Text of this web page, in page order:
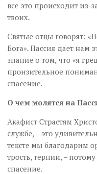
все это происходит из-
твоих.
Святые отцы говорят:
Бога». Пассия дает нам
знание о том, что «я
пронзительное
спасение.
О чем молятся на
Акафист Страстям
службе, – это
тексте мы благодарим
трость, тернии, –
спасение.